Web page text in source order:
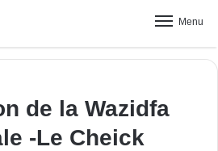
Menu
de la Wazidfa
-Le Cheick